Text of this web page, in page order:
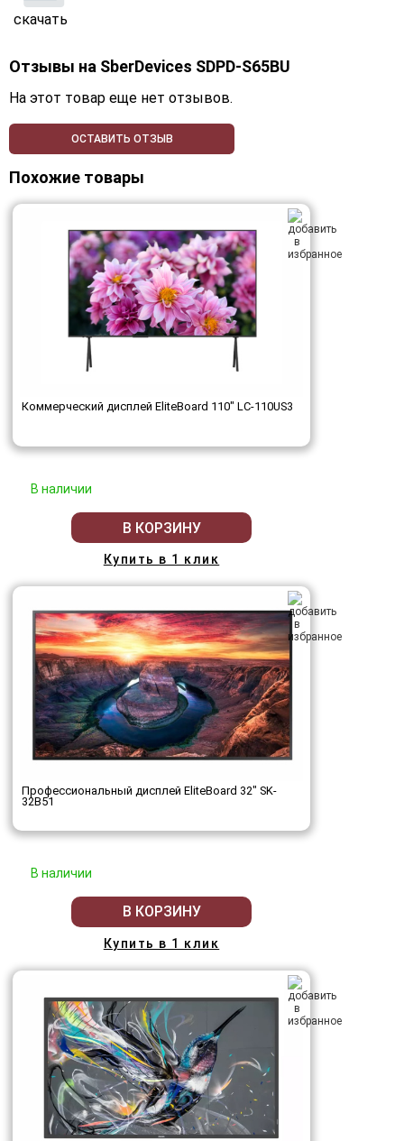
скачать
Отзывы на SberDevices SDPD-S65BU
На этот товар еще нет отзывов.
ОСТАВИТЬ ОТЗЫВ
Похожие товары
Коммерческий дисплей EliteBoard 110" LC-110US3
В наличии
В КОРЗИНУ
Купить в 1 клик
Профессиональный дисплей EliteBoard 32" SK-
32B51
В наличии
В КОРЗИНУ
Купить в 1 клик